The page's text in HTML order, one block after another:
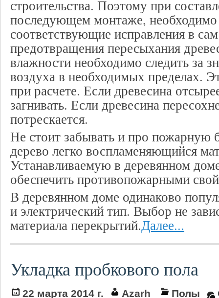
строительства. Поэтому при
последующем монтаже, необходимо
соответствующие исправления в
предотвращения пересыхания
влажности необходимо следить за
воздуха в необходимых пределах.
при расчете. Если древесина
загнивать. Если древесина
потрескается.
Не стоит забывать и про пожарную
дерево легко воспламеняющийся
Устанавливаемую в деревянном
обеспечить противопожарными
В деревянном доме одинаково
и электрический тип. Выбор не
материала перекрытий.Далее...
Укладка пробкового пола
22 марта 2014 г. Azarh Полы